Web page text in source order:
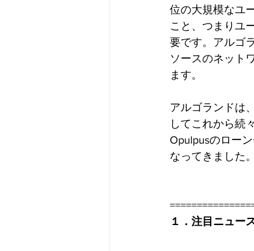
位の大規模なユ
こと、つまりユ
要です。アルゴ
ソースのネット
ます。
アルゴランドは
してこれから続
Opulpusのロー
なってきました。
１．注目ニュー